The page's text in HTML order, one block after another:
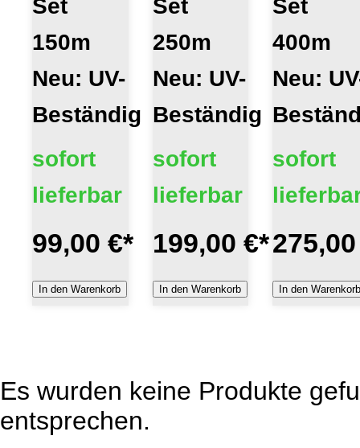
Set
150m
Neu: UV-
Beständig
sofort
lieferbar
99,00 €*
In den Warenkorb
Set
250m
Neu: UV-
Beständig
sofort
lieferbar
199,00 €*
In den Warenkorb
Set
400m
Neu:
sofort
In den
Es wurden keine Produkte
entsprechen.